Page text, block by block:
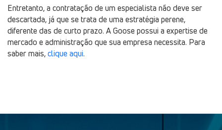
Entretanto, a contratação de um especialista não deve ser
descartada, já que se trata de uma estratégia perene,
diferente das de curto prazo. A Goose possui a expertise de
mercado e administração que sua empresa necessita. Para
saber mais,clique aqui.